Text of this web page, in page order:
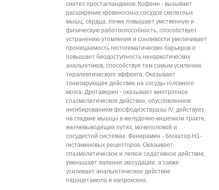
синтез простагландинов. Кофеин - вызывает
расширение кровеносных сосудов скелетных
мышц, сердца, почек повышает умственную и
физическую работоспособность, способствует
устранению утомления и сонливости увеличивает
проницаемость гистогематических барьеров и
повышает биодоступность ненаркотических
анальгетиков, способствуя тем самым усилению
терапевтического эффекта. Оказывает
тонизирующее действие на сосуды головного
мозга. Дротаверин - оказывает миотропное
спазмолитическое действие, обусловленное
ингибированием фосфодиэстеразы IV, действует
на гладкие мышцы в желудочно-кишечном тракте,
желчевыводящих путях, мочеполовой и
сосудистой системах. Фенирамин - блокатор H1-
гистаминовых рецепторов. Оказывает
спазмолитическое и легкое седативное действие,
уменьшает явления экссудации, а также
усиливает анальгетическое действие
парацетамола и напроксена.